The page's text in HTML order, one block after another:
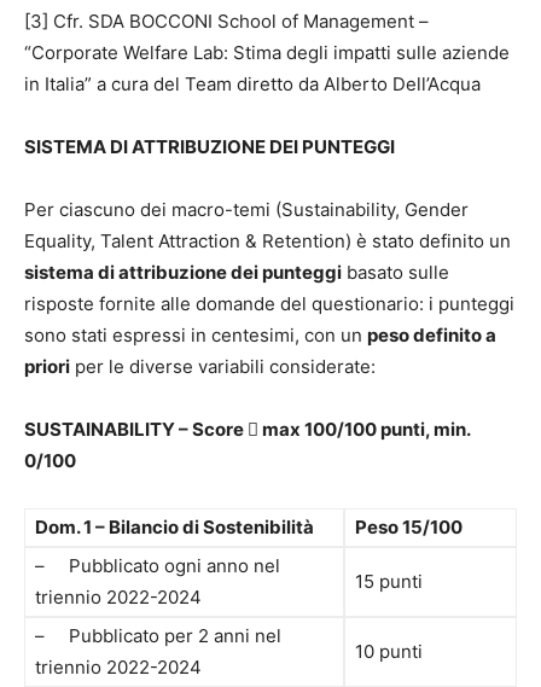
[3] Cfr. SDA BOCCONI School of Management –
“Corporate Welfare Lab: Stima degli impatti sulle aziende
in Italia” a cura del Team diretto da Alberto Dell’Acqua
SISTEMA DI ATTRIBUZIONE DEI PUNTEGGI
Per ciascuno dei macro-temi (Sustainability, Gender
Equality, Talent Attraction & Retention) è stato definito un
sistema di attribuzione dei punteggi basato sulle
risposte fornite alle domande del questionario: i punteggi
sono stati espressi in centesimi, con un peso definito a
priori per le diverse variabili considerate:
SUSTAINABILITY – Score  max 100/100 punti, min.
0/100
Dom. 1 – Bilancio di Sostenibilità
Peso 15/100
– Pubblicato ogni anno nel
triennio 2022-2024
15 punti
– Pubblicato per 2 anni nel
triennio 2022-2024
10 punti